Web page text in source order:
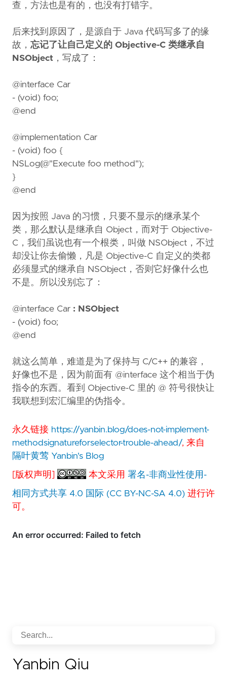
查，方法也是有的，也没有打错字。
后来找到原因了，是源自于 Java 代码写多了的缘
故， 忘记了让自己定义的 Objective-C 类继承自
NSObject ，写成了：
@interface Car
- (void) foo;
@end
@implementation Car
- (void) foo {
NSLog(@"Execute foo method");
}
@end
因为按照 Java 的习惯，只要不显示的继承某个
类，那么默认是继承自 Object，而对于 Objective-
C，我们虽说也有一个根类，叫做 NSObject，不过
却没让你去偷懒，凡是 Objective-C 自定义的类都
必须显式的继承自 NSObject，否则它好像什么也
不是。所以没别忘了：
@interface Car : NSObject
- (void) foo;
@end
就这么简单，难道是为了保持与 C/C++ 的兼容，
好像也不是，因为前面有 @interface 这个相当于伪
指令的东西。看到 Objective-C 里的 @ 符号很快让
我联想到宏汇编里的伪指令。
永久链接 https://yanbin.blog/does-not-implement-
methodsignatureforselector-trouble-ahead/, 来自
隔叶黄莺 Yanbin's Blog
[版权声明] 本文采用署名-非商业性使用-
相同方式共享 4.0 国际 (CC BY-NC-SA 4.0) 进行许
可。
Yanbin Qiu